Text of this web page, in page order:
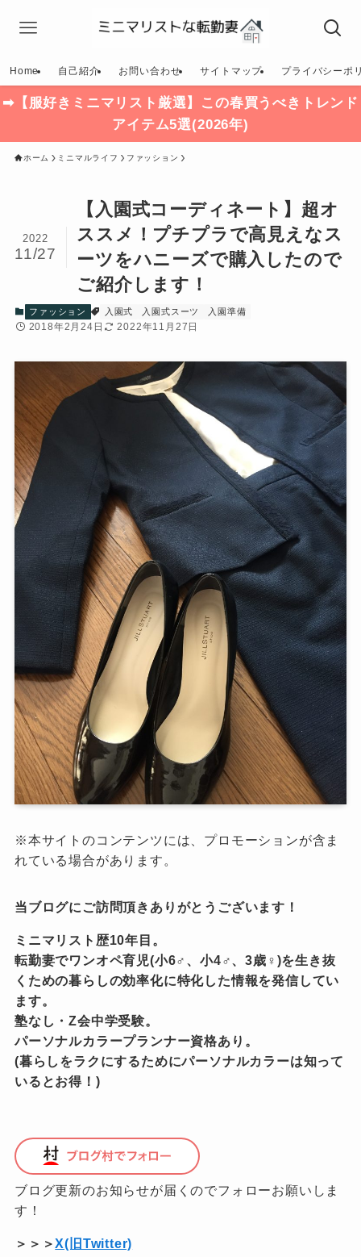
Home 自己紹介 お問い合わせ サイトマップ プライバシーポ
➡【服好きミニマリスト厳選】この春買うべきトレンド
アイテム5選(2026年)
ホーム ミニマルライフ ファッション
【入園式コーディネート】超オ
ススメ！プチプラで高見えなス
ーツをハニーズで購入したので
ご紹介します！
2022
11/27
ファッション 入園式 入園式スーツ 入園準備
2018年2月24日 2022年11月27日
※本サイトのコンテンツには、プロモーションが含ま
れている場合があります。
当ブログにご訪問頂きありがとうございます！
ミニマリスト歴10年目。
転勤妻でワンオペ育児(小6♂、小4♂、3歳♀)を生き抜
くための暮らしの効率化に特化した情報を発信してい
ます。
塾なし・Z会中学受験。
パーソナルカラープランナー資格あり。
(暮らしをラクにするためにパーソナルカラーは知って
いるとお得！)
ブログ更新のお知らせが届くのでフォローお願いしま
す！
＞＞＞X(旧Twitter)